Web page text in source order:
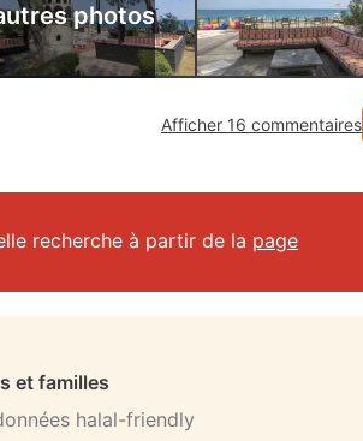
photos
Afficher 16 commentaires
recherche à partir de la page
et familles
halal-friendly